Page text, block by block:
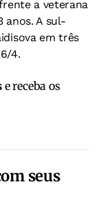
a veterana
anos. A sul-
em três
4.
e receba os
seus